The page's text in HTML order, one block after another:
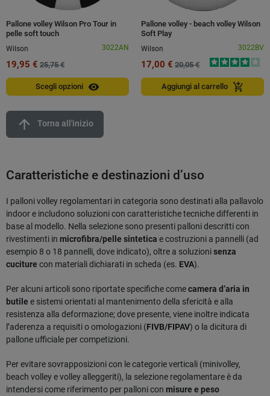
Pallone volley Wilson Pro Tour in
pelle soft touch
Wilson
3022AN
19,95 € 25,75 €
Scegli opzioni visibility
Pallone volley - beach volley Wilson
Soft Play
Wilson
3022BV
17,00 € 20,05 €
Aggiungi al carrello add_shopping_cart
arrow_upward Torna all'inizio
Caratteristiche e destinazioni d’uso
I palloni volley regolamentari in categoria sono destinati alla pallavolo
indoor e includono soluzioni con caratteristiche tecniche differenti in
base al modello. Nella selezione sono presenti palloni descritti con
rivestimenti in microfibra/pelle sintetica e costruzioni a pannelli (ad
esempio 8 o 18 pannelli, dove indicato), oltre a soluzionisenza
cuciture con materiali dichiarati in scheda (es. EVA).
Per alcuni articoli sono riportate specifiche comecamera d’aria in
butile e sistemi orientati al mantenimento della sfericità e alla
resistenza alla deformazione; dove presente, viene inoltre indicata
l’aderenza a requisiti o omologazioni (FIVB/FIPAV) o la dicitura di
pallone ufficiale per competizioni.
Per evitare sovrapposizioni con le categorie verticali (minivolley,
beach volley e volley alleggeriti), la selezione regolamentare è da
intendersi come riferimento per palloni con misure e peso